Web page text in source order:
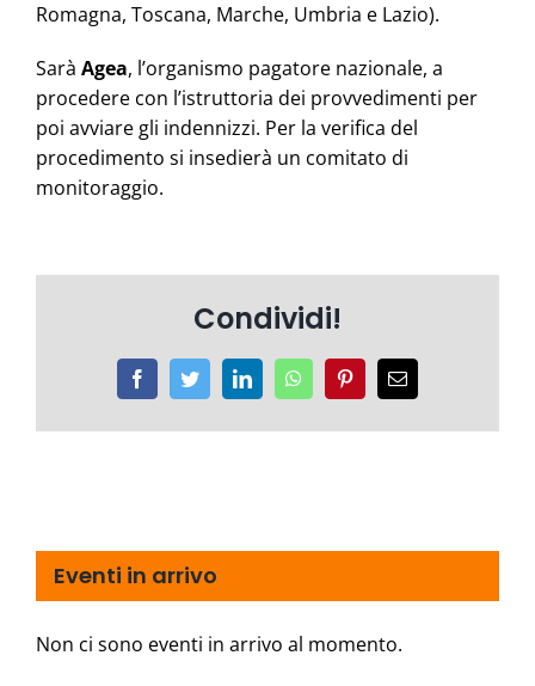
Romagna, Toscana, Marche, Umbria e Lazio).
Sarà Agea, l’organismo pagatore nazionale, a
procedere con l’istruttoria dei provvedimenti per
poi avviare gli indennizzi. Per la verifica del
procedimento si insedierà un comitato di
monitoraggio.
Condividi!
FacebookTwitterLinkedInWhatsAppPinterestEmail
Eventi in arrivo
Non ci sono eventi in arrivo al momento.